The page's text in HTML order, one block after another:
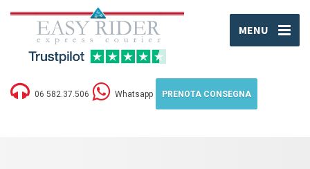
MENU
06 582.37.506 Whatsapp PRENOTA CONSEGNA